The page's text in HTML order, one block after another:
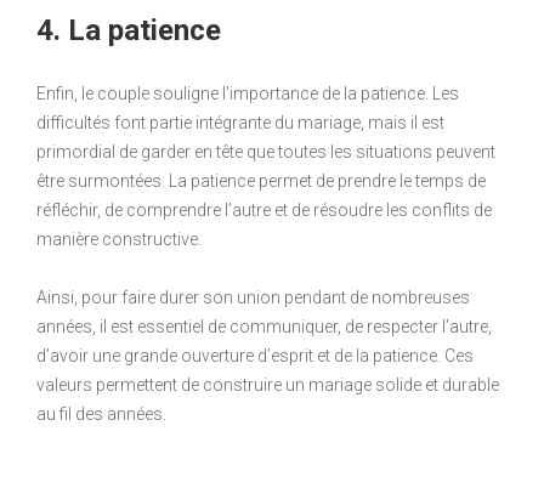
4. La patience
Enfin, le couple souligne l’importance de la patience. Les
difficultés font partie intégrante du mariage, mais il est
primordial de garder en tête que toutes les situations peuvent
être surmontées. La patience permet de prendre le temps de
réfléchir, de comprendre l’autre et de résoudre les conflits de
manière constructive.
Ainsi, pour faire durer son union pendant de nombreuses
années, il est essentiel de communiquer, de respecter l’autre,
d’avoir une grande ouverture d’esprit et de la patience. Ces
valeurs permettent de construire un mariage solide et durable
au fil des années.